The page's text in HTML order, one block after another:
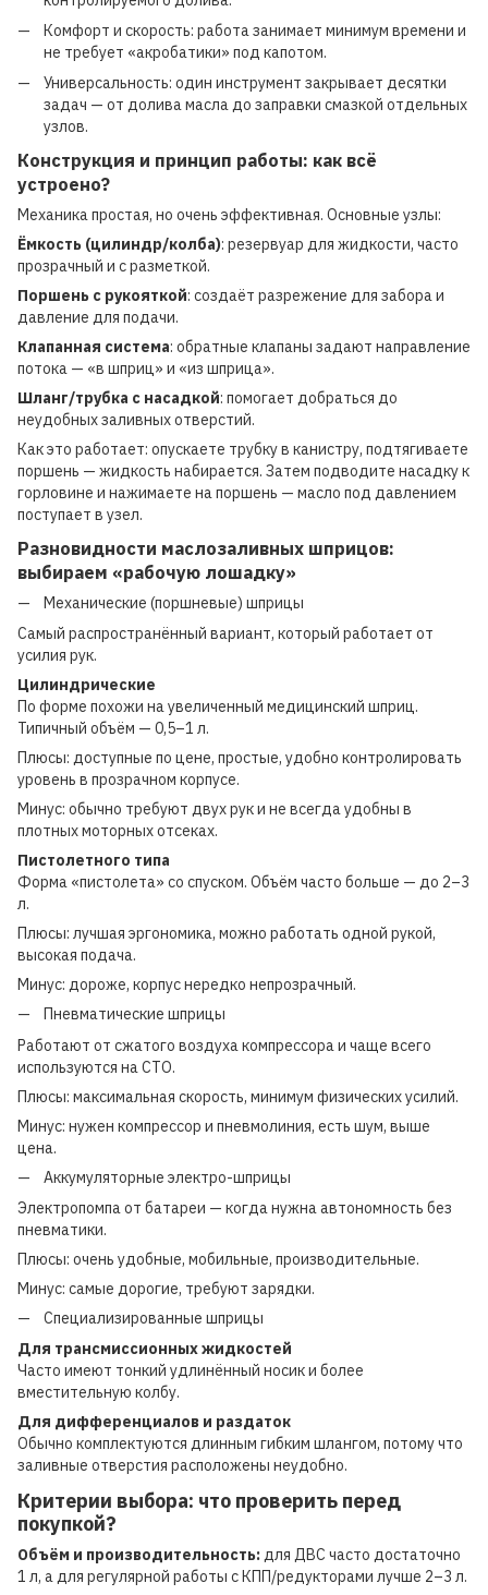
Комфорт и скорость: работа занимает минимум времени и
не требует «акробатики» под капотом.
Универсальность: один инструмент закрывает десятки
задач — от долива масла до заправки смазкой отдельных
узлов.
Конструкция и принцип работы: как всё
устроено?
Механика простая, но очень эффективная. Основные узлы:
Ёмкость (цилиндр/колба): резервуар для жидкости, часто
прозрачный и с разметкой.
Поршень с рукояткой: создаёт разрежение для забора и
давление для подачи.
Клапанная система: обратные клапаны задают направление
потока — «в шприц» и «из шприца».
Шланг/трубка с насадкой: помогает добраться до
неудобных заливных отверстий.
Как это работает: опускаете трубку в канистру, подтягиваете
поршень — жидкость набирается. Затем подводите насадку к
горловине и нажимаете на поршень — масло под давлением
поступает в узел.
Разновидности маслозаливных шприцов:
выбираем «рабочую лошадку»
Механические (поршневые) шприцы
Самый распространённый вариант, который работает от
усилия рук.
Цилиндрические
По форме похожи на увеличенный медицинский шприц.
Типичный объём — 0,5–1 л.
Плюсы: доступные по цене, простые, удобно контролировать
уровень в прозрачном корпусе.
Минус: обычно требуют двух рук и не всегда удобны в
плотных моторных отсеках.
Пистолетного типа
Форма «пистолета» со спуском. Объём часто больше — до 2–3
л.
Плюсы: лучшая эргономика, можно работать одной рукой,
высокая подача.
Минус: дороже, корпус нередко непрозрачный.
Пневматические шприцы
Работают от сжатого воздуха компрессора и чаще всего
используются на СТО.
Плюсы: максимальная скорость, минимум физических усилий.
Минус: нужен компрессор и пневмолиния, есть шум, выше
цена.
Аккумуляторные электро-шприцы
Электропомпа от батареи — когда нужна автономность без
пневматики.
Плюсы: очень удобные, мобильные, производительные.
Минус: самые дорогие, требуют зарядки.
Специализированные шприцы
Для трансмиссионных жидкостей
Часто имеют тонкий удлинённый носик и более
вместительную колбу.
Для дифференциалов и раздаток
Обычно комплектуются длинным гибким шлангом, потому что
заливные отверстия расположены неудобно.
Критерии выбора: что проверить перед
покупкой?
Объём и производительность:для ДВС часто достаточно
1 л, а для регулярной работы с КПП/редукторами лучше 2–3 л.